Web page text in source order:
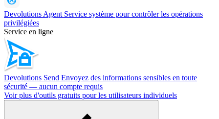
Devolutions Agent Service système pour contrôler les opérations
privilégiées
Service en ligne
Devolutions Send Envoyez des informations sensibles en toute
sécurité — aucun compte requis
Voir plus d'outils gratuits pour les utilisateurs individuels